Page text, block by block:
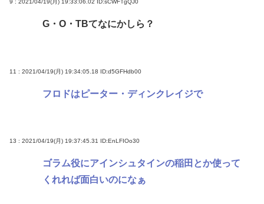
9 : 2021/04/19(月) 19:33:06.02 ID:sCWFTgQJ0
G・O・TBてなにかしら？
11 : 2021/04/19(月) 19:34:05.18 ID:d5GFHdb00
フロドはピーター・ディンクレイジで
13 : 2021/04/19(月) 19:37:45.31 ID:EnLFIOo30
ゴラム役にアインシュタインの稲田とか使って
くれれば面白いのになぁ